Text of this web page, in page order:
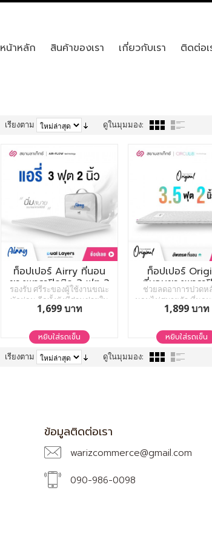
หน้าหลัก สินค้าของเรา เกี่ยวกับเรา ติดต่อเ
เรียงตาม ดูในมุมมอง:
ท็อปเปอร์ Airry ที่นอน
ยางพาราปิคนิค 3 ฟุต 2
นิ้ว
รองรับ ศรีระของผู้ใช้งานขณะ
พักผ่อน อีกทั้งยังมีส่วนช่วยใน
การจัดเรียงของกระดูกสันหลัง
ยางพารา Double Slopes ช่วย
ลดภาระการเกร็งของกล้ามเนื้อ
ขณะพักผ่อน อันเป็นสาเหตุหลัก
ของอาการ ปวด คอ บ่า ไหล่
1,699 บาท
หยิบใส่รถเข็น
ท็อปเปอร์
ที่นอนยางพารา
3.5 ฟุต 2 นิ้
ช่วยลดอาการปวดห
นอนไม่สบายตัว ที่นอน
เกินไป สปริงจากที่นอน
บนที่นอนเดิมของคุณ
อย่างจะจบลงทันที ป
ค่าที่นอนใหม่ไปได้หล
1,899 บาท
หยิบใส่รถเข็น
เรียงตาม
ดูในมุมมอง:
ข้อมูลติดต่อเรา
warizcommerce@gmail.com
090-986-0098